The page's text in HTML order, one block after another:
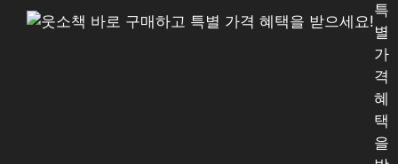
특
별
가
격
혜
택
을